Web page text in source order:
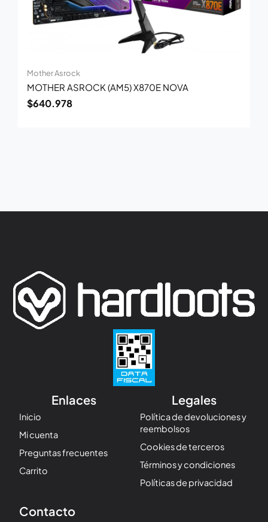
Mother Asrock
MOTHER ASROCK (AM5) X870E NOVA
$640.978
Enlaces
Inicio
Mi cuenta
Preguntas frecuentes
Carrito
Legales
Política de devoluciones y
reembolsos
Cookies de terceros
Términos y condiciones
Políticas de privacidad
Contacto